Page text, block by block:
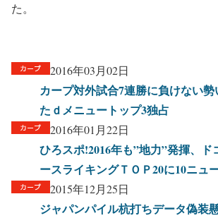
た。
2016年03月02日
カープ対外試合7連勝に負けない
たｄメニュートップ3独占
2016年01月22日
ひろスポ!2016年も”地力”発揮、ド
ースライキングＴＯＰ20に10ニュ
2015年12月25日
ジャパンパイル杭打ちデータ偽装